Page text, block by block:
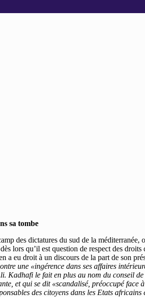
sa tombe
des dictatures du sud de la méditerranée,
lors qu’il est question de respect des
a eu droit à un discours de la part de son
une «ingérence dans ses affaires
Kadhafi le fait en plus au nom du conseil
et qui se dit «scandalisé, préoccupé
des citoyens dans les Etats africains